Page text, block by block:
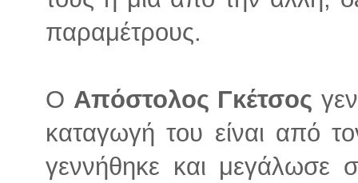
παραμέτρους.
Ο Απόστολος Γκέτσος
καταγωγή του είναι από
γεννήθηκε και μεγάλωσε